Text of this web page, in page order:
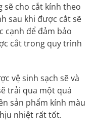
sẽ cho cắt kính theo
sau khi được cắt sẽ
cạnh để đảm bảo
cắt trong quy trình
vệ sinh sạch sẽ và
trải qua một quá
sản phẩm kính màu
nhiệt rất tốt.